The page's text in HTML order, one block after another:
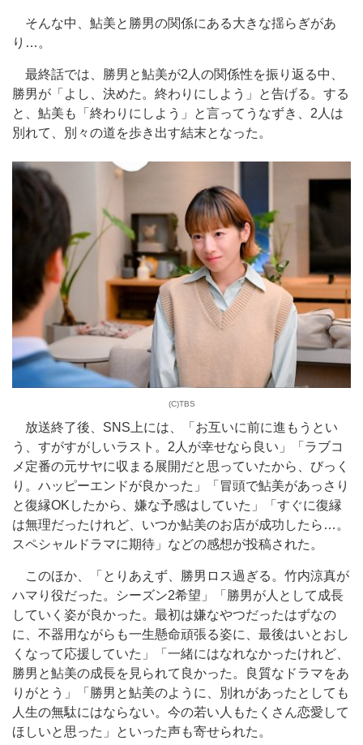
そんな中、鮎美と勝男の関係にある大きな揺らぎがあ
り…。
最終話では、勝男と鮎美が2人の関係性を振り返る中、
勝男が「よし、決めた。終わりにしよう」と告げる。する
と、鮎美も「終わりにしよう」と言ってうなずき、2人は
別れて、別々の道を歩き出す結末となった。
(C)TBS
放送終了後、SNS上には、「お互いに前に進もうとい
う、すがすがしいラスト。2人が幸せなら良い」「ラブコ
メ定番の元サヤに収まる展開だと思っていたから、びっく
り。ハッピーエンドが良かった」「冒頭で鮎美があっさり
と復縁OKしたから、嫌な予感はしていた」「すぐに復縁
は無理だったけれど、いつか鮎美のお店が成功したら…。
スペシャルドラマに期待」などの感想が投稿された。
このほか、「とりあえず、勝男ロス過ぎる。竹内涼真が
ハマり役だった。シーズン2希望」「勝男が人として成長
していく姿が良かった。最初は嫌なやつだったはずなの
に、不器用ながらも一生懸命頑張る姿に、最後はいとおし
くなって応援していた」「一緒にはなれなかったけれど、
勝男と鮎美の成長を見られて良かった。良質なドラマをあ
りがとう」「勝男と鮎美のように、別れがあったとしても
人生の無駄にはならない。今の若い人もたくさん恋愛して
ほしいと思った」といった声も寄せられた。